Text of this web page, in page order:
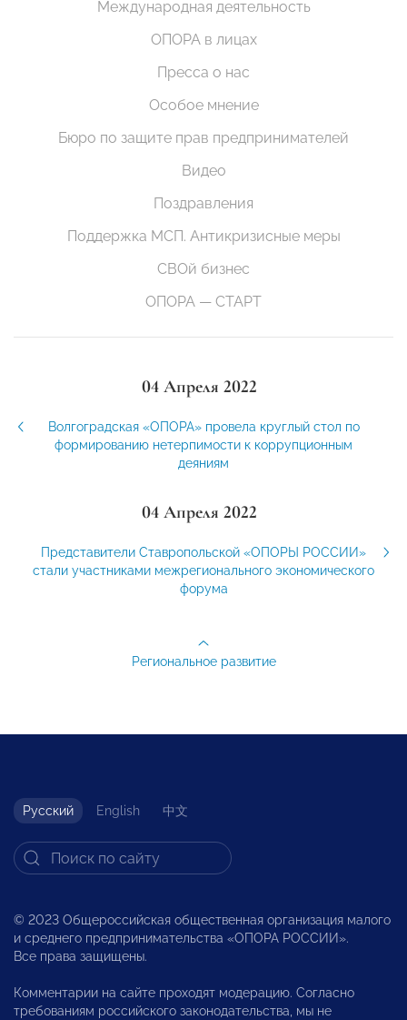
Международная деятельность
ОПОРА в лицах
Пресса о нас
Особое мнение
Бюро по защите прав предпринимателей
Видео
Поздравления
Поддержка МСП. Антикризисные меры
СВОй бизнес
ОПОРА — СТАРТ
04 Апреля 2022
Волгоградская «ОПОРА» провела круглый стол по
формированию нетерпимости к коррупционным
деяниям
04 Апреля 2022
Представители Ставропольской «ОПОРЫ РОССИИ»
стали участниками межрегионального экономического
форума
Региональное развитие
Русский English 中文
© 2023 Общероссийская общественная организация малого
и среднего предпринимательства «ОПОРА РОССИИ».
Все права защищены.
Комментарии на сайте проходят модерацию. Согласно
требованиям российского законодательства, мы не